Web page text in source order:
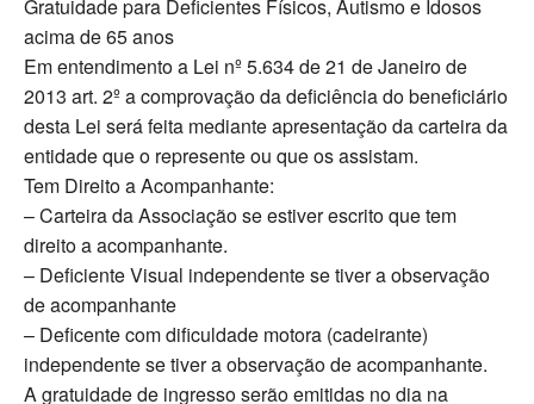
Gratuidade para Deficientes Físicos, Autismo e Idosos
acima de 65 anos
Em entendimento a Lei nº 5.634 de 21 de Janeiro de
2013 art. 2º a comprovação da deficiência do beneficiário
desta Lei será feita mediante apresentação da carteira da
entidade que o represente ou que os assistam.
Tem Direito a Acompanhante:
– Carteira da Associação se estiver escrito que tem
direito a acompanhante.
– Deficiente Visual independente se tiver a observação
de acompanhante
– Deficente com dificuldade motora (cadeirante)
independente se tiver a observação de acompanhante.
A gratuidade de ingresso serão emitidas no dia na